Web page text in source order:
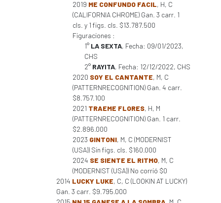
2019 ME CONFUNDO FACIL, H, C
(CALIFORNIA CHROME) Gan. 3 carr. 1
cls. y 1 figs. cls. $13.787.500
Figuraciones :
1° LA SEXTA, Fecha: 09/01/2023,
CHS
2° RAYITA, Fecha: 12/12/2022, CHS
2020 SOY EL CANTANTE, M, C
(PATTERNRECOGNITION) Gan. 4 carr.
$8.757.100
2021 TRAEME FLORES, H, M
(PATTERNRECOGNITION) Gan. 1 carr.
$2.896.000
2023 GINTONI, M, C (MODERNIST
(USA)) Sin figs. cls. $160.000
2024 SE SIENTE EL RITMO, M, C
(MODERNIST (USA)) No corrió $0
2014 LUCKY LUKE, C, C (LOOKIN AT LUCKY)
Gan. 3 carr. $9.795.000